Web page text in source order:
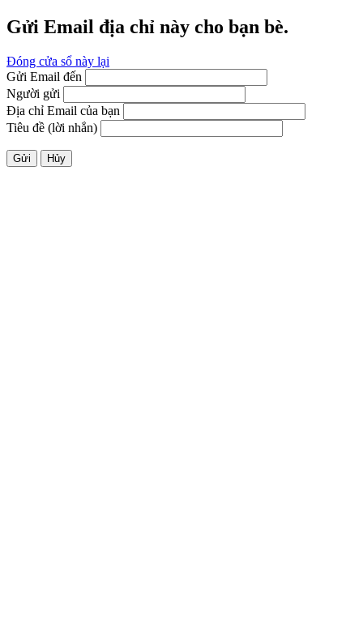
Gửi Email địa chỉ này cho bạn bè.
Đóng cửa sổ này lại
Gửi Email đến
Người gửi
Địa chỉ Email của bạn
Tiêu đề (lời nhắn)
Gửi Hủy